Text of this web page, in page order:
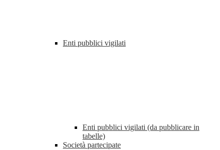
Enti pubblici vigilati
Enti pubblici vigilati (da pubblicare in
tabelle)
Società partecipate